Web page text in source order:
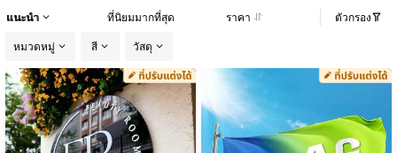
แนะนำ ที่นิยมมากที่สุด ราคา ตัวกรอง
หมวดหมู่ สี วัสดุ